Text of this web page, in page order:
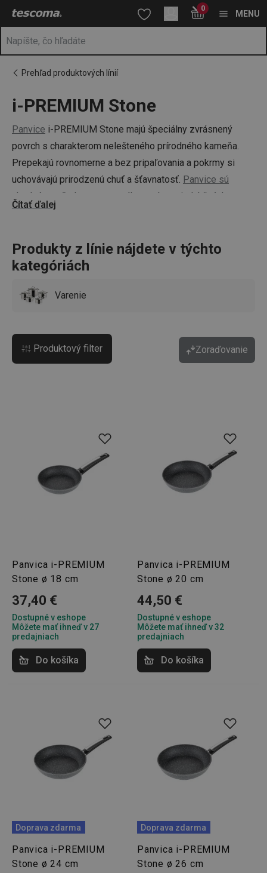
Nachádzate sa na stránke i-PREMIUM Stone
Prejsť na hlavný obsah
Prejsť na vyhľadávanie
Prejsť na navigáciu 0
MENU
Prehľad produktových línií
i-PREMIUM Stone
Panvice i-PREMIUM Stone majú špeciálny zvrásnený
povrch s charakterom nelešteného prírodného kameňa.
Prepekajú rovnomerne a bez pripaľovania a pokrmy si
uchovávajú prirodzenú chuť a šťavnatosť. Panvice sú
vhodné na všetky typy sporákov vrátane indukčných
Poskytujeme na ne nadštandardnú záruku 5 rokov.
Čítať ďalej
Produkty z línie nájdete v týchto
kategóriách
Varenie
Produktový filter Zoraďovanie
Panvica i-PREMIUM
Stone ø 18 cm
37,40 €
Dostupné v eshope
Môžete mať ihneď v 27
predajniach
Do košíka
Panvica i-PREMIUM
Stone ø 20 cm
44,50 €
Dostupné v eshope
Môžete mať ihneď v 32
predajniach
Do košíka
Doprava zdarma
Panvica i-PREMIUM
Stone ø 24 cm
Doprava zdarma
Panvica i-PREMIUM
Stone ø 26 cm